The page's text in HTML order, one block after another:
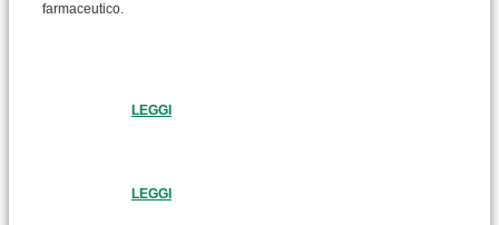
farmaceutico.
LEGGI
LEGGI